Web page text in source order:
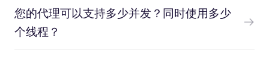
您的代理可以支持多少并发？同时使用多少
个线程？